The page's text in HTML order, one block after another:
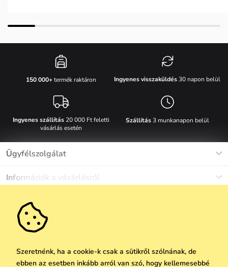
150 000+termék raktáron Ingyenes visszaküldés30 napon belül
Ingyenes szállítás20 000 Ft feletti
vásárlás esetén
Szállítás3 munkanapon belül
Ügyfélszolgálat
+36 1 808 9989
Információk a vásárlásról
Gyakori kérdések
Anyagok és karbantartás
Visszaküldés és reklamáció
Egyéb információk
Rólunk
Karrier
Ajándék utalványok
Ne maradj le semmiről!
Szeretnénk, ha a cookie-k csak a sütikről szólnának, de
ebben az esetben inkább arról van szó, hogy kellemesebbé